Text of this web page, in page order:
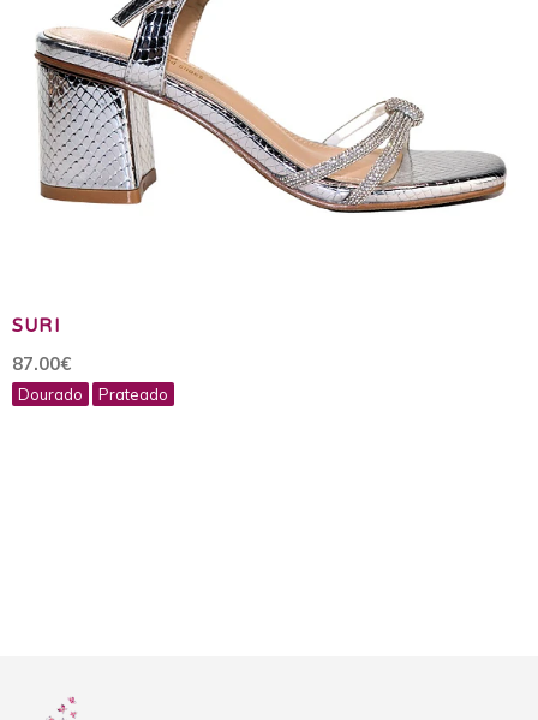
SURI
87.00€
Dourado Prateado